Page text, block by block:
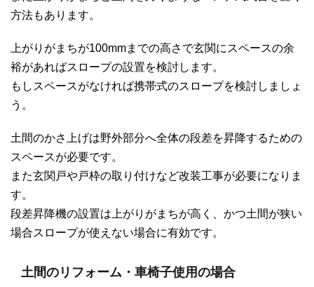
方法もあります。
上がりがまちが100mmまでの高さで玄関にスペースの余
裕があればスロープの設置を検討します。
もしスペースがなければ携帯式のスロープを検討しましょ
う。
土間のかさ上げは野外部分へ全体の段差を昇降するための
スペースが必要です。
また玄関戸や戸枠の取り付けなど改装工事が必要になりま
す。
段差昇降機の設置は上がりがまちが高く、かつ土間が狭い
場合スロープが使えない場合に有効です。
土間のリフォーム・車椅子使用の場合